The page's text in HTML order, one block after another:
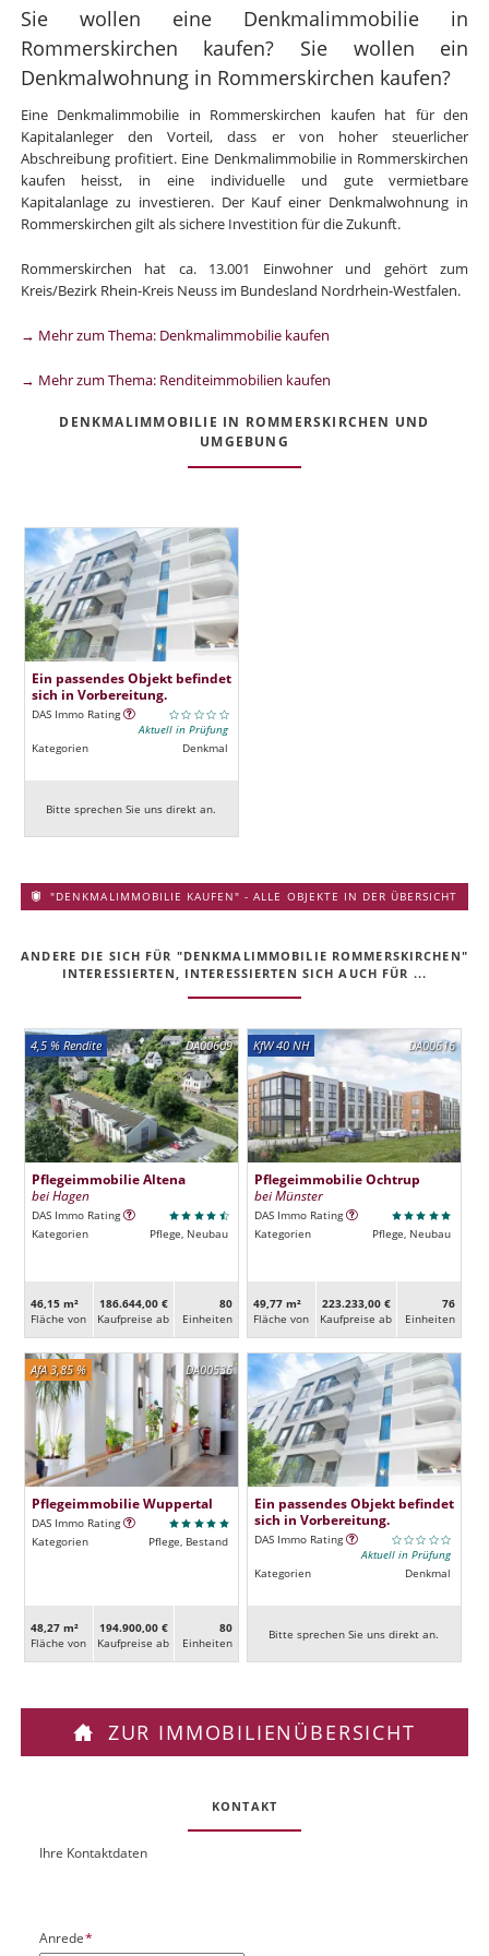
Sie wollen eine Denkmalimmobilie in
Rommerskirchen kaufen? Sie wollen ein
Denkmalwohnung in Rommerskirchen kaufen?
Eine Denkmalimmobilie in Rommerskirchen kaufen hat für den
Kapitalanleger den Vorteil, dass er von hoher steuerlicher
Abschreibung profitiert. Eine Denkmalimmobilie in Rommerskirchen
kaufen heisst, in eine individuelle und gute vermietbare
Kapitalanlage zu investieren. Der Kauf einer Denkmalwohnung in
Rommerskirchen gilt als sichere Investition für die Zukunft.
Rommerskirchen hat ca. 13.001 Einwohner und gehört zum
Kreis/Bezirk Rhein-Kreis Neuss im Bundesland Nordrhein-Westfalen.
→ Mehr zum Thema: Denkmalimmobilie kaufen
→ Mehr zum Thema: Renditeimmobilien kaufen
DENKMALIMMOBILIE IN ROMMERSKIRCHEN UND
UMGEBUNG
Ein passendes Objekt befindet
sich in Vorbereitung.
DAS Immo Rating
Aktuell in Prüfung
Kategorien
Denkmal
Bitte sprechen Sie uns direkt an.
"DENKMALIMMOBILIE KAUFEN" - ALLE OBJEKTE IN DER ÜBERSICHT
ANDERE DIE SICH FÜR "DENKMALIMMOBILIE ROMMERSKIRCHEN"
INTERESSIERTEN, INTERESSIERTEN SICH AUCH FÜR ...
DA00609
4,5 % Rendite
Pflegeimmobilie Altena
bei Hagen
DAS Immo Rating
Kategorien
Pflege, Neubau
46,15 m²
Fläche von
186.644,00 €
Kaufpreise ab
80
Ein­heiten
DA00616
KfW 40 NH
Pflegeimmobilie Ochtrup
bei Münster
DAS Immo Rating
Kategorien
Pflege, Neubau
49,77 m²
Fläche von
223.233,00 €
Kaufpreise ab
76
Ein­heiten
DA00536
AfA 3,85 %
Pflegeimmobilie Wuppertal
DAS Immo Rating
Kategorien
Pflege, Bestand
48,27 m²
Fläche von
194.900,00 €
Kaufpreise ab
80
Ein­heiten
Ein passendes Objekt befindet
sich in Vorbereitung.
DAS Immo Rating
Aktuell in Prüfung
Kategorien
Denkmal
Bitte sprechen Sie uns direkt an.
ZUR IMMOBILIENÜBERSICHT
KONTAKT
O
k
UIhre Kontaktdaten
P
Anrede*